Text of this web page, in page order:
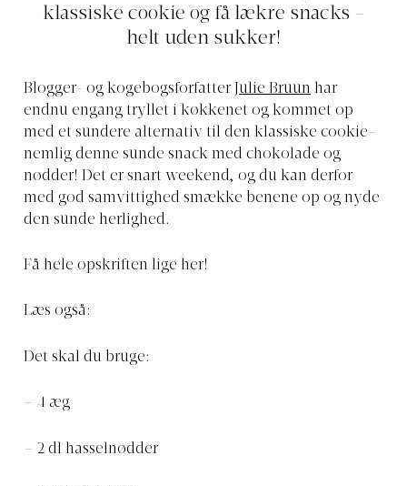
klassiske cookie og få lækre snacks -
helt uden sukker!
Blogger- og kogebogsforfatter Julie Bruun har
endnu engang tryllet i køkkenet og kommet op
med et sundere alternativ til den klassiske cookie-
nemlig denne sunde snack med chokolade og
nødder! Det er snart weekend, og du kan derfor
med god samvittighed smække benene op og nyde
den sunde herlighed.
Få hele opskriften lige her!
Læs også:
Det skal du bruge:
– 4 æg
– 2 dl hasselnødder